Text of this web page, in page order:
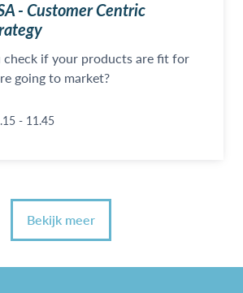
- Customer Centric
check if your products are fit for
going to market?
- 11.45
Bekijk meer